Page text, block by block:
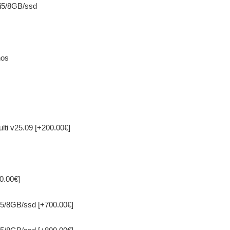
8GB/ssd
v25.09 [+200.00€]
8GB/ssd [+700.00€]